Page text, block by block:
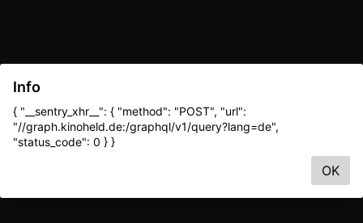
Info
{ "__sentry_xhr__": { "method": "POST", "url":
"//graph.kinoheld.de:/graphql/v1/query?lang=de",
"status_code": 0 } }
OK